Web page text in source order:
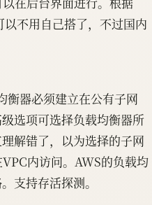
不用自己搭了，不过国内
衡器必须建立在公有子网
选项可选择负载均衡器所
解错了，以为选择的子网
内访问。AWS的负载均
支持存活探测。